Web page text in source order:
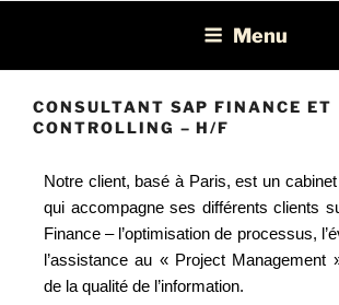
LéonEPM et Consolidation/
Menu
CONSULTANT SAP FINANCE ET
CONTROLLING – H/F
Notre client, basé à Paris, est un
qui accompagne ses différents clients
Finance – l’optimisation de processus,
l’assistance au « Project Management
de la qualité de l’information.